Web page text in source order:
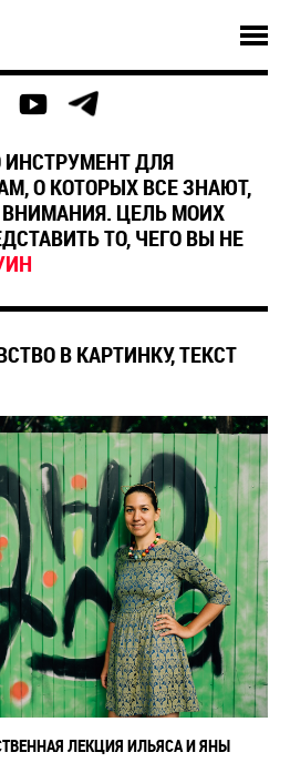
ДЛЯ
О КОТОРЫХ ВСЕ ЗНАЮТ,
ЦЕЛЬ МОИХ
ТО, ЧЕГО ВЫ НЕ
В КАРТИНКУ, ТЕКСТ
ЛЕКЦИЯ ИЛЬЯСА И ЯНЫ